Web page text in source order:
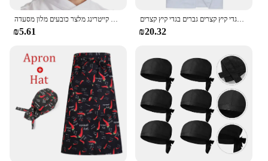
₪5.61
קייטרינג עבודה שף בגדי קיץ קצרים גברים בגדי קיץ קצרים
₪20.32